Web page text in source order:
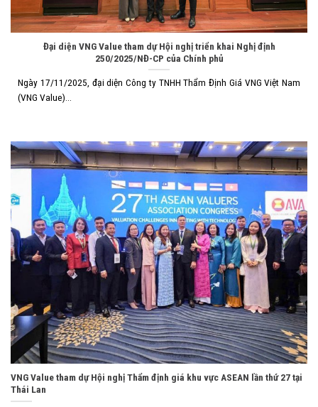
Đại diện VNG Value tham dự Hội nghị triển khai Nghị định
250/2025/NĐ-CP của Chính phủ
Ngày 17/11/2025, đại diện Công ty TNHH Thẩm Định Giá VNG Việt Nam
(VNG Value)...
VNG Value tham dự Hội nghị Thẩm định giá khu vực ASEAN lần thứ 27 tại
Thái Lan